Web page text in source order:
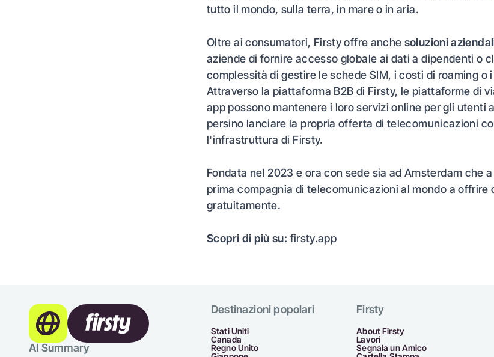
tutto il mondo, sulla terra, in mare o in aria.
Oltre ai consumatori, Firsty offre anche soluzioni
aziende di fornire accesso globale ai dati a dipendenti o
complessità di gestire le schede SIM, i costi di roaming o
Attraverso la piattaforma B2B di Firsty, le piattaforme di
app possono mantenere i loro servizi online per gli utenti
persino lanciare la propria offerta di telecomunicazioni
l'infrastruttura di Firsty.
Fondata nel 2023 e ora con sede sia ad Amsterdam che
prima compagnia di telecomunicazioni al mondo a offrire
gratuitamente.
Scopri di più su: firsty.app
AI Summary
Destinazioni popolari
Stati Uniti
Canada
Regno Unito
Firsty
About Firsty
Lavori
Segnala un Amico